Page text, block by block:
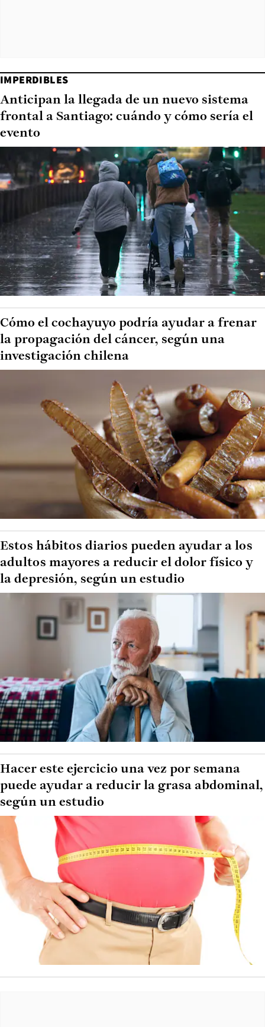
IMPERDIBLES
Anticipan la llegada de un nuevo sistema
frontal a Santiago: cuándo y cómo sería el
evento
Cómo el cochayuyo podría ayudar a frenar
la propagación del cáncer, según una
investigación chilena
Estos hábitos diarios pueden ayudar a los
adultos mayores a reducir el dolor físico y
la depresión, según un estudio
Hacer este ejercicio una vez por semana
puede ayudar a reducir la grasa abdominal,
según un estudio